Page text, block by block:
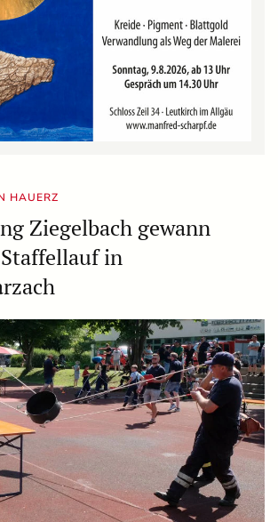
HAUERZ
Ziegelbach gewann
in